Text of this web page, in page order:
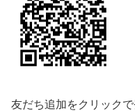
友だち追加をクリック